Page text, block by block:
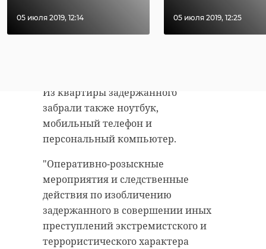
05 июля 2019, 12:14 05 июля 2019, 12:25
стали лауреатами
конкурса « ...
взяли гран-
междунар ...
комментарии с текстом,
дискредитирующим
Из квартиры задержанного
забрали также ноутбук,
мобильный телефон и
персональный компьютер.
"Оперативно-розыскные
мероприятия и следственные
действия по изобличению
задержанного в совершении иных
преступлений экстремистского и
террористического характера